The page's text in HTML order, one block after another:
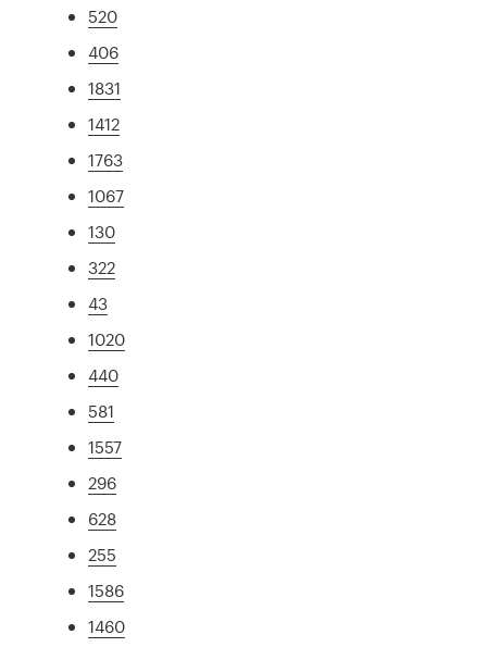
520
406
1831
1412
1763
1067
130
322
43
1020
440
581
1557
296
628
255
1586
1460